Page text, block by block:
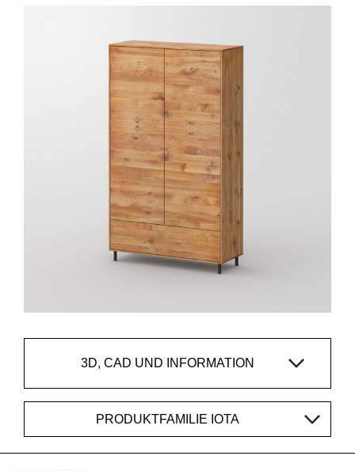
3D, CAD UND INFORMATION
PRODUKTFAMILIE IOTA